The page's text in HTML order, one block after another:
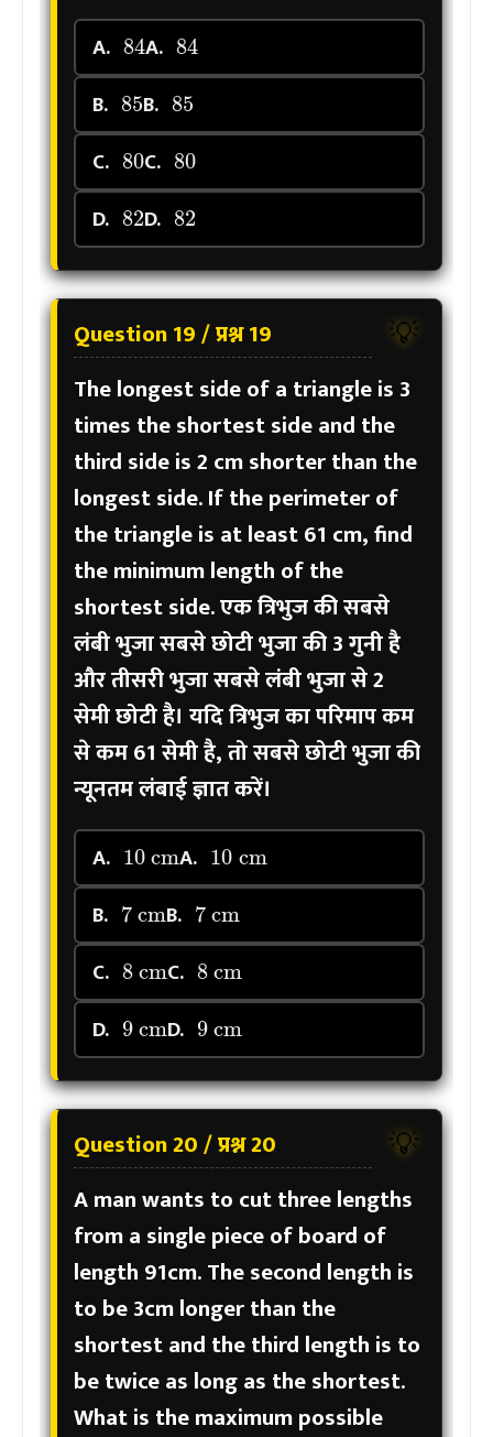
A.
84
A.
84
B.
85
B.
85
C.
80
C.
80
D.
82
D.
82
💡
Question 19 / प्रश्न 19
The longest side of a triangle is 3
times the shortest side and the
third side is 2 cm shorter than the
longest side. If the perimeter of
the triangle is at least 61 cm, find
the minimum length of the
shortest side.एक त्रिभुज की सबसे
लंबी भुजा सबसे छोटी भुजा की 3 गुनी है
और तीसरी भुजा सबसे लंबी भुजा से 2
सेमी छोटी है। यदि त्रिभुज का परिमाप कम
से कम 61 सेमी है, तो सबसे छोटी भुजा की
न्यूनतम लंबाई ज्ञात करें।
A.
10cm
A.
10cm
B.
7cm
B.
7cm
C.
8cm
C.
8cm
D.
9cm
D.
9cm
💡
Question 20 / प्रश्न 20
A man wants to cut three lengths
from a single piece of board of
length 91cm. The second length is
to be 3cm longer than the
shortest and the third length is to
be twice as long as the shortest.
What is the maximum possible